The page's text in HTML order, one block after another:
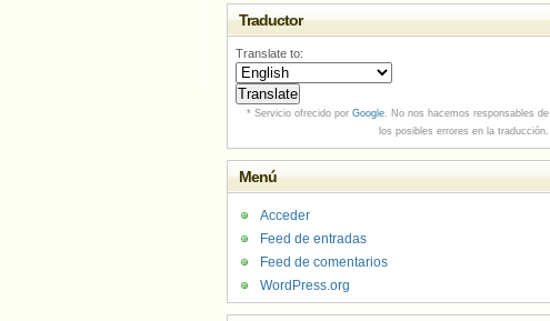
Traductor
Translate to:
* Servicio ofrecido por Google. No nos hacemos responsables de
los posibles errores en la traducción.
Menú
Acceder
Feed de entradas
Feed de comentarios
WordPress.org